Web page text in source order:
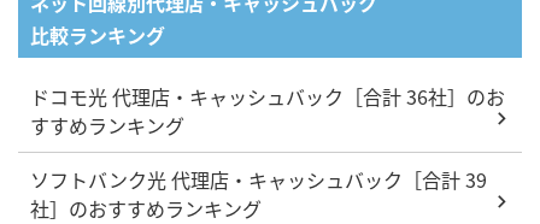
比較ランキング
ドコモ光 代理店・キャッシュバック［合計 36社］のお
すすめランキング
ソフトバンク光 代理店・キャッシュバック［合計 39
社］のおすすめランキング